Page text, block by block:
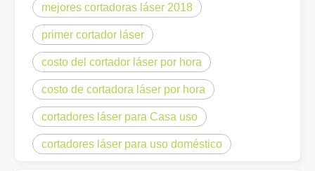
Eliminación de pintura con láser, debe elegir la mejor forma de eliminar la pintura
En el campo del tratamiento y restauración de superficies, la
mejores cortadoras láser 2018
primer cortador láser
costo del cortador láser por hora
costo de cortadora láser por hora
cortadores láser para Casa uso
cortadores láser para uso doméstico